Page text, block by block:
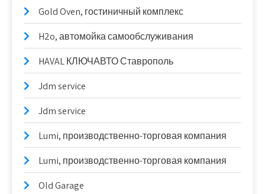
Gold Oven, гостиничный комплекс
H2o, автомойка самообслуживания
HAVAL КЛЮЧАВТО Ставрополь
Jdm service
Jdm service
Lumi, производственно-торговая компания
Lumi, производственно-торговая компания
Old Garage